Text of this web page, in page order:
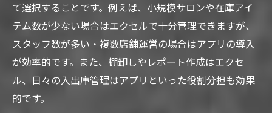
て選択することです。例えば、小規模サロンや在庫アイ
テム数が少ない場合はエクセルで十分管理できますが、
スタッフ数が多い・複数店舗運営の場合はアプリの導入
が効率的です。また、棚卸しやレポート作成はエクセ
ル、日々の入出庫管理はアプリといった役割分担も効果
的です。